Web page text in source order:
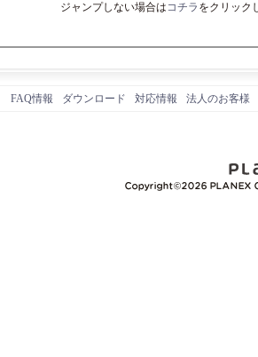
ジャンプしない場合はコチラ をクリック
FAQ情報 ダウンロード 対応情報 法人のお客様